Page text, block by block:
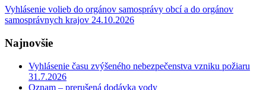
Vyhlásenie volieb do orgánov samosprávy obcí a do orgánov
samosprávnych krajov 24.10.2026
Najnovšie
Vyhlásenie času zvýšeného nebezpečenstva vzniku požiaru
31.7.2026
Oznam – prerušená dodávka vody